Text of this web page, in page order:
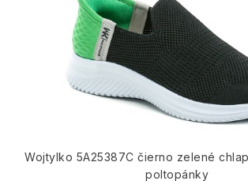
Wojtylko 5A25387C čierno zelené
poltopánky